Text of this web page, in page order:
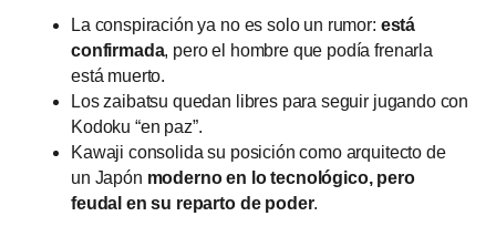
La conspiración ya no es solo un rumor: está
confirmada, pero el hombre que podía frenarla
está muerto.
Los zaibatsu quedan libres para seguir jugando con
Kodoku “en paz”.
Kawaji consolida su posición como arquitecto de
un Japón moderno en lo tecnológico, pero
feudal en su reparto de poder.